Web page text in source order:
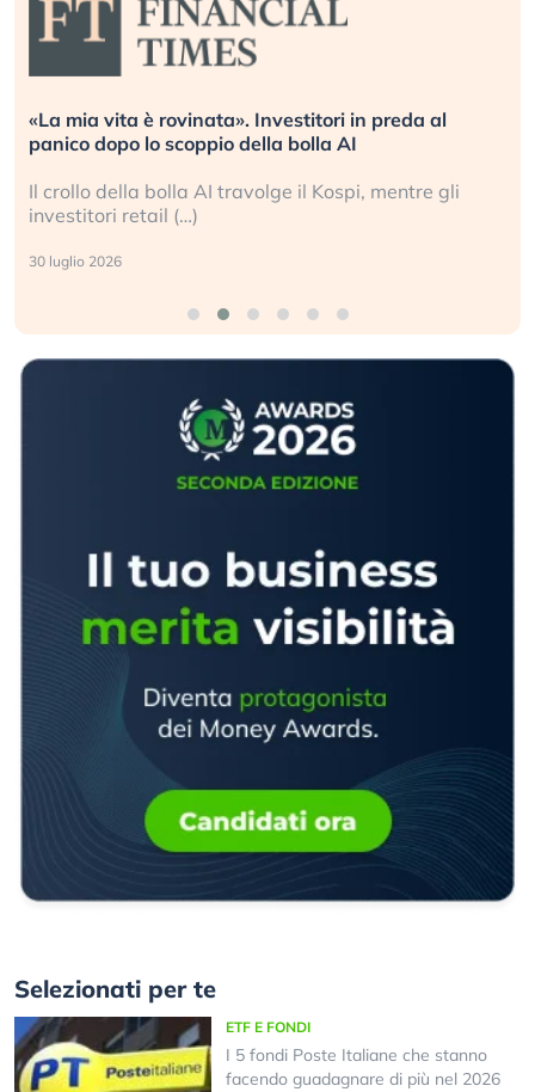
«La mia vita è rovinata». Investitori in preda al
panico dopo lo scoppio della bolla AI
Il crollo della bolla AI travolge il Kospi, mentre gli
investitori retail (…)
30 luglio 2026
Selezionati per te
ETF E FONDI
I 5 fondi Poste Italiane che stanno
facendo guadagnare di più nel 2026